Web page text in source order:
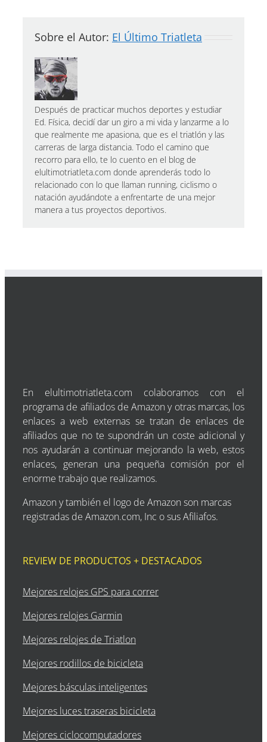
Sobre el Autor: El Último Triatleta
Después de practicar muchos deportes y estudiar
Ed. Física, decidí dar un giro a mi vida y lanzarme a lo
que realmente me apasiona, que es el triatlón y las
carreras de larga distancia. Todo el camino que
recorro para ello, te lo cuento en el blog de
elultimotriatleta.com donde aprenderás todo lo
relacionado con lo que llaman running, ciclismo o
natación ayudándote a enfrentarte de una mejor
manera a tus proyectos deportivos.
En elultimotriatleta.com colaboramos con el
programa de afiliados de Amazon y otras marcas, los
enlaces a web externas se tratan de enlaces de
afiliados que no te supondrán un coste adicional y
nos ayudarán a continuar mejorando la web, estos
enlaces, generan una pequeña comisión por el
enorme trabajo que realizamos.
Amazon y también el logo de Amazon son marcas
registradas de Amazon.com, Inc o sus Afiliafos.
REVIEW DE PRODUCTOS + DESTACADOS
Mejores relojes GPS para correr
Mejores relojes Garmin
Mejores relojes de Triatlon
Mejores rodillos de bicicleta
Mejores básculas inteligentes
Mejores luces traseras bicicleta
Mejores ciclocomputadores